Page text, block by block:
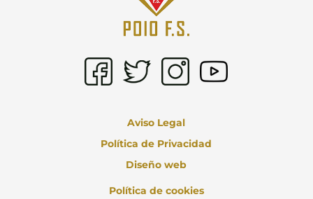
Aviso Legal
Política de Privacidad
Diseño web
Política de cookies